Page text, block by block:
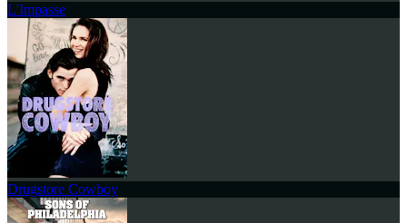
L'Impasse
Drugstore Cowboy